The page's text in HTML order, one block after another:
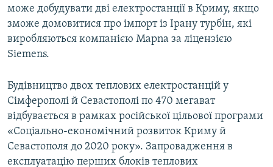
може добудувати дві електростанції в Криму, якщо
зможе домовитися про імпорт із Ірану турбін, які
виробляються компанією Mapna за ліцензією
Siemens.
Будівництво двох теплових електростанцій у
Сімферополі й Севастополі по 470 мегават
відбувається в рамках російської цільової програми
«Соціально-економічний розвиток Криму й
Севастополя до 2020 року». Запровадження в
експлуатацію перших блоків теплових